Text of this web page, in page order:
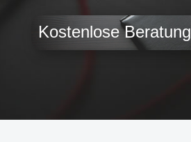
Kostenlose Beratung